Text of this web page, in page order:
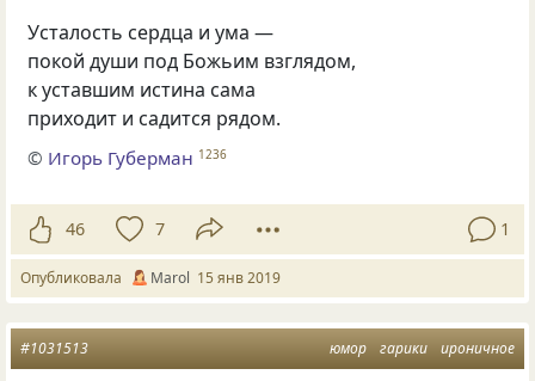
Усталость сердца и ума —
покой души под Божьим взглядом,
к уставшим истина сама
приходит и садится рядом.
© Игорь Губерман 1236
46 7 1
Опубликовала Маrol 15 янв 2019
юмор гарики ироничное
#1031513